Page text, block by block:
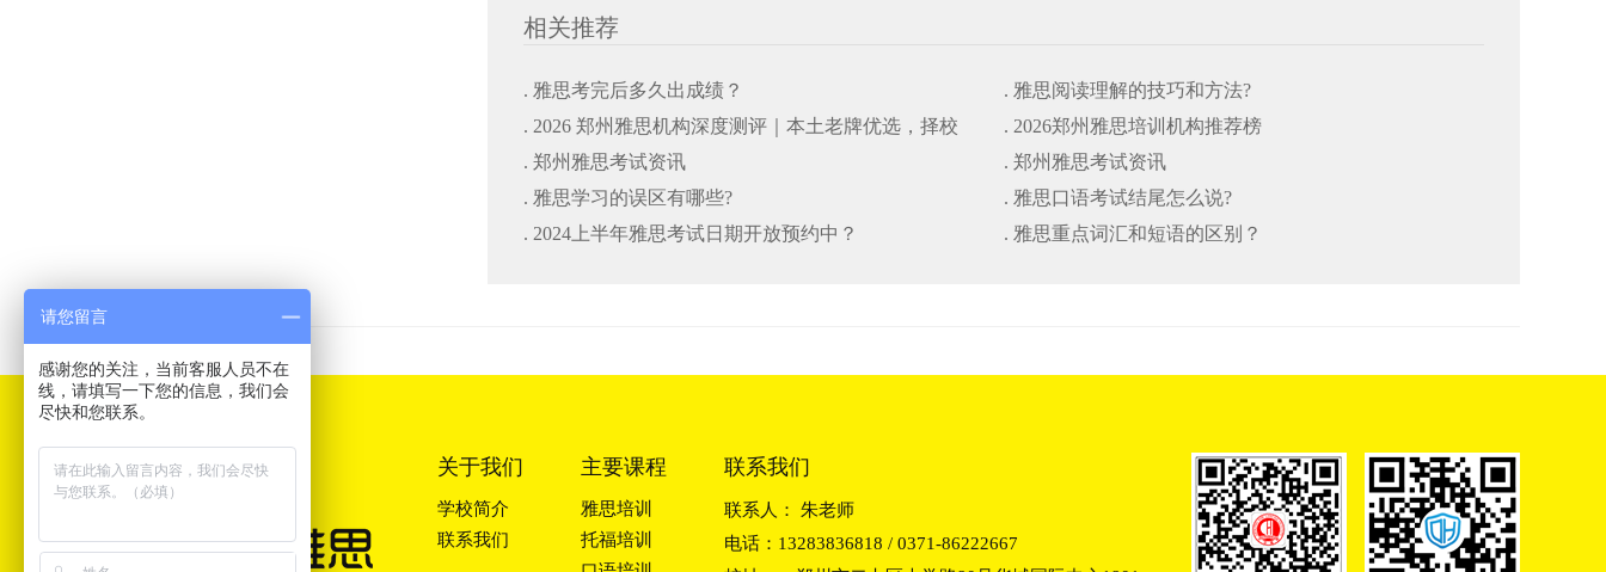
相关推荐
. 雅思考完后多久出成绩？
. 雅思阅读理解的技巧和方法?
. 2026 郑州雅思机构深度测评｜本土老牌优选，择校
避坑干货指南
. 2026郑州雅思培训机构推荐榜
. 郑州雅思考试资讯
. 郑州雅思考试资讯
. 雅思学习的误区有哪些?
. 雅思口语考试结尾怎么说?
. 2024上半年雅思考试日期开放预约中？
. 雅思重点词汇和短语的区别？
关于我们
学校简介
联系我们
主要课程
雅思培训
托福培训
联系我们
联系人： 朱老师
电话：13283836818 / 0371-86222667
请您留言
感谢您的关注，当前客服人员不在
线，请填写一下您的信息，我们会
尽快和您联系。